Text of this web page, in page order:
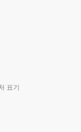
주요 원인 유
한 상태 단기
출채권 회수 지
실성 비용 부
표기